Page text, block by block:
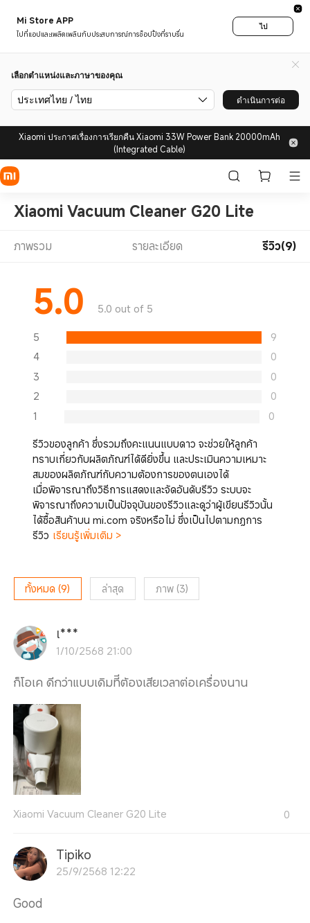
Mi Store APP
ไปที่แอปและเพลิดเพลินกับประสบการณ์การช็อปปิ้งที่ราบรื่น
ไป
เลือกตำแหน่งและภาษาของคุณ
ประเทศไทย / ไทย ดำเนินการต่อ
Xiaomi ประกาศเรื่องการเรียกคืน Xiaomi 33W Power Bank 20000mAh
(Integrated Cable)
Xiaomi Vacuum Cleaner G20 Lite
ภาพรวม รายละเอียด รีวิว(9)
5.0 5.0 out of 5
5
9
4
0
3
0
2
0
1
0
รีวิวของลูกค้า ซึ่งรวมถึงคะแนนแบบดาว จะช่วยให้ลูกค้า
ทราบเกี่ยวกับผลิตภัณฑ์ได้ดียิ่งขึ้น และประเมินความเหมาะ
สมของผลิตภัณฑ์กับความต้องการของตนเองได้
เมื่อพิจารณาถึงวิธีการแสดงและจัดอันดับรีวิว ระบบจะ
พิจารณาถึงความเป็นปัจจุบันของรีวิวและดูว่าผู้เขียนรีวิวนั้น
ได้ซื้อสินค้าบน mi.com จริงหรือไม่ ซึ่งเป็นไปตามกฎการ
รีวิว เรียนรู้เพิ่มเติม >
ทั้งหมด (9) ล่าสุด ภาพ(3)
เ***
1/10/2568 21:00
ก็โอเค ดีกว่าแบบเดิมทีีต้องเสียเวลาต่อเครื่องนาน
Xiaomi Vacuum Cleaner G20 Lite 0
Tipiko
25/9/2568 12:22
Good